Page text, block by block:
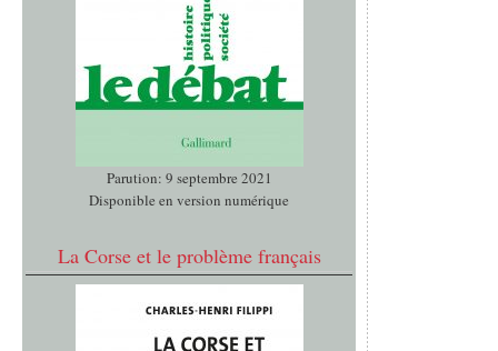
Parution: 9 septembre 2021
Disponible en version numérique
La Corse et le problème français